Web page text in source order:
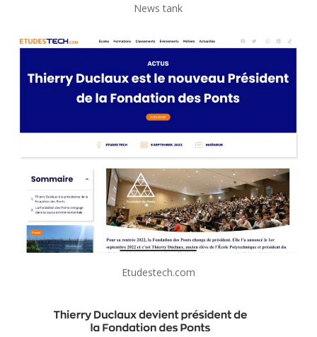
News tank
Etudestech.com